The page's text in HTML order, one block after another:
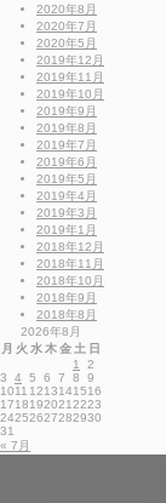
2020年8月
2020年7月
2020年5月
2019年12月
2019年11月
2019年10月
2019年9月
2019年8月
2019年7月
2019年6月
2019年5月
2019年4月
2019年3月
2019年1月
2018年12月
2018年11月
2018年10月
2018年9月
2018年8月
2026年8月
月 火 水 木金 土 日
1
2
3
4 5 6 7 8
9
1011 1213141516
17181920212223
24252627282930
31
« 7月